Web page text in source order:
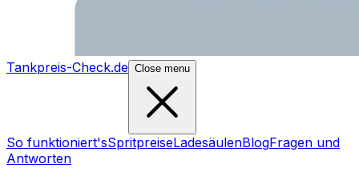
Tankpreis-Check.de Close menu
So funktioniert'sSpritpreiseLadesäulenBlogFragen und
Antworten